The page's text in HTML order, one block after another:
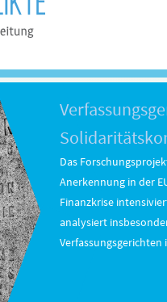
Das
Anerkennung in der
Finanzkrise
analysiert